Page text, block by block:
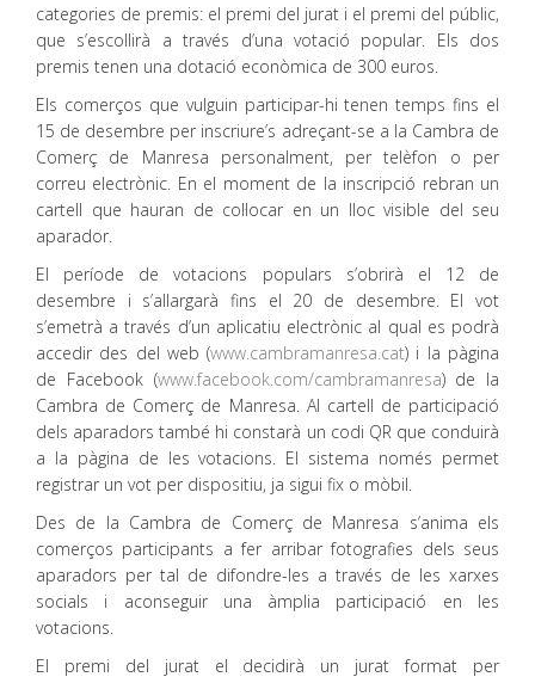
categories de premis: el premi del jurat i el premi del públic,
que s’escollirà a través d’una votació popular. Els dos
premis tenen una dotació econòmica de 300 euros.
Els comerços que vulguin participar-hi tenen temps fins el
15 de desembre per inscriure’s adreçant-se a la Cambra de
Comerç de Manresa personalment, per telèfon o per
correu electrònic. En el moment de la inscripció rebran un
cartell que hauran de col·locar en un lloc visible del seu
aparador.
El període de votacions populars s’obrirà el 12 de
desembre i s’allargarà fins el 20 de desembre. El vot
s’emetrà a través d’un aplicatiu electrònic al qual es podrà
accedir des del web (www.cambramanresa.cat) i la pàgina
de Facebook (www.facebook.com/cambramanresa) de la
Cambra de Comerç de Manresa. Al cartell de participació
dels aparadors també hi constarà un codi QR que conduirà
a la pàgina de les votacions. El sistema només permet
registrar un vot per dispositiu, ja sigui fix o mòbil.
Des de la Cambra de Comerç de Manresa s’anima els
comerços participants a fer arribar fotografies dels seus
aparadors per tal de difondre-les a través de les xarxes
socials i aconseguir una àmplia participació en les
votacions.
El premi del jurat el decidirà un jurat format per